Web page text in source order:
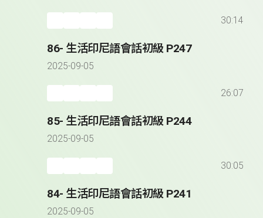
30:14
86- 生活印尼語會話初級 P247
2025-09-05
26:07
85- 生活印尼語會話初級 P244
2025-09-05
30:05
84- 生活印尼語會話初級 P241
2025-09-05